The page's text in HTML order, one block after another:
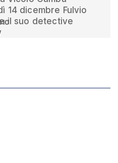
14 dicembre Fulvio
il suo detective